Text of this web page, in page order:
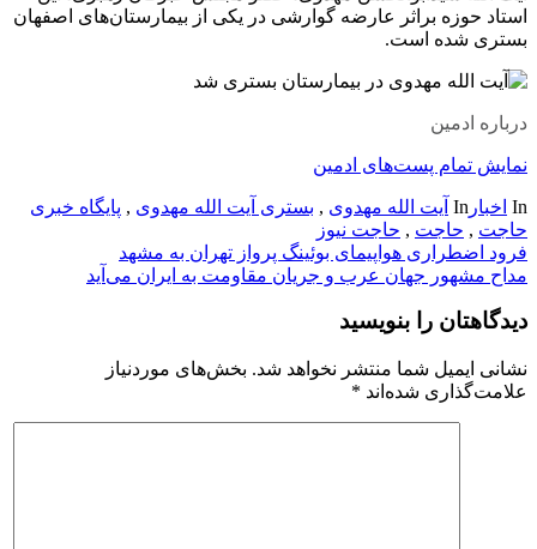
استاد حوزه براثر عارضه گوارشی در یکی از بیمارستان‌های اصفهان
بستری شده است.
درباره ادمین
نمایش تمام پست‌های ادمین
In اخبار In آیت الله مهدوی , بستری آیت الله مهدوی , پایگاه خبری
حاجت , حاجت , حاجت نیوز
راهبری
نوشته
فرود اضطراری هواپیمای بوئینگ پرواز تهران به مشهد
مداح مشهور جهان عرب و جریان مقاومت به ایران می‌آید
دیدگاهتان را بنویسید
نشانی ایمیل شما منتشر نخواهد شد. بخش‌های موردنیاز
علامت‌گذاری شده‌اند *